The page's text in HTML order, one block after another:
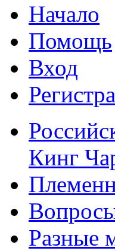
Начало
Помощь
Вход
Кинг
Разные